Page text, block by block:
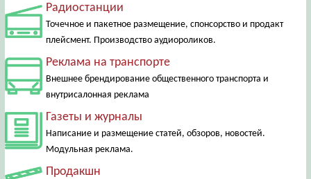
Радиостанции
Точечное и пакетное размещение, спонсорство и продакт
плейсмент. Производство аудиороликов.
Реклама на транспорте
Внешнее брендирование общественного транспорта и
внутрисалонная реклама
Газеты и журналы
Написание и размещение статей, обзоров, новостей.
Модульная реклама.
Продакшн